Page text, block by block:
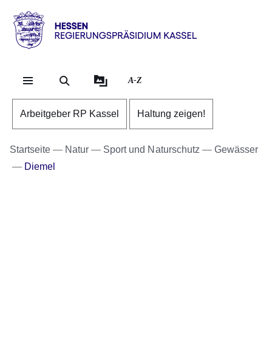
Direkt zum Kopf der
Direkt zum Inhalt
Direkt zum Fuß der
Hessen
RP
A-Z
Arbeitgeber RP Kassel Haltung zeigen!
Startseite Natur Sport und Naturschutz
Gewässer
Diemel